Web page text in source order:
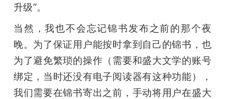
升级”。
当然，我也不会忘记锦书发布之前的那个夜
晚。为了保证用户能按时拿到自己的锦书，也
为了避免繁琐的操作（需要和盛大文学的账号
绑定，当时还没有电子阅读器有这种功能），
我们需要在锦书寄出之前，手动将用户在盛大